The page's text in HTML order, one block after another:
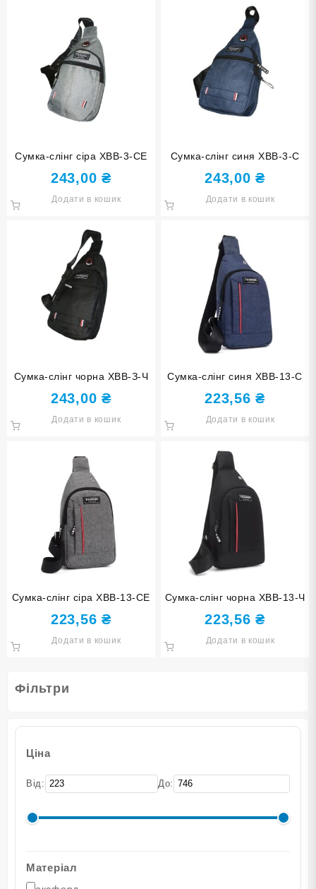
Фільтри
Ціна
Від: До:
Матеріал
Сумка-слінг сіра ХВВ-3-СЕ
243,00 ₴
Додати в кошик
Сумка-слінг синя ХВВ-3-С
243,00₴
Додати в кошик
Сумка-слінг чорна ХВВ-З-Ч
243,00 ₴
Додати в кошик
Сумка-слінг синя ХВВ-13-С
223,56₴
Додати в кошик
Сумка-слінг сіра ХВВ-13-СЕ
223,56 ₴
Додати в кошик
Сумка-слінг чорна ХВВ-13-Ч
223,56₴
Додати в кошик